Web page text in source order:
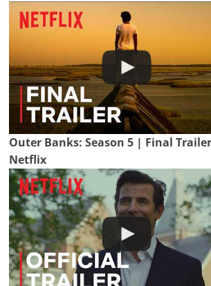
Outer Banks: Season 5 | Final
Netflix